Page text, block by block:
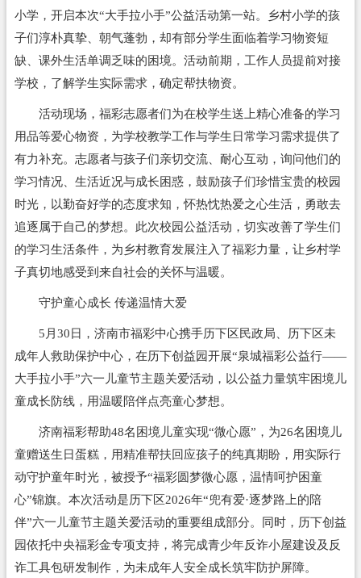
小学，开启本次“大手拉小手”公益活动第一站。乡村小学的孩
子们淳朴真挚、朝气蓬勃，却有部分学生面临着学习物资短
缺、课外生活单调乏味的困境。活动前期，工作人员提前对接
学校，了解学生实际需求，确定帮扶物资。
活动现场，福彩志愿者们为在校学生送上精心准备的学习
用品等爱心物资，为学校教学工作与学生日常学习需求提供了
有力补充。志愿者与孩子们亲切交流、耐心互动，询问他们的
学习情况、生活近况与成长困惑，鼓励孩子们珍惜宝贵的校园
时光，以勤奋好学的态度求知，怀热忱热爱之心生活，勇敢去
追逐属于自己的梦想。此次校园公益活动，切实改善了学生们
的学习生活条件，为乡村教育发展注入了福彩力量，让乡村学
子真切地感受到来自社会的关怀与温暖。
守护童心成长 传递温情大爱
5月30日，济南市福彩中心携手历下区民政局、历下区未
成年人救助保护中心，在历下创益园开展“泉城福彩公益行——
大手拉小手”六一儿童节主题关爱活动，以公益力量筑牢困境儿
童成长防线，用温暖陪伴点亮童心梦想。
济南福彩帮助48名困境儿童实现“微心愿”，为26名困境儿
童赠送生日蛋糕，用精准帮扶回应孩子的纯真期盼，用实际行
动守护童年时光，被授予“福彩圆梦微心愿，温情呵护困童
心”锦旗。本次活动是历下区2026年“兜有爱·逐梦路上的陪
伴”六一儿童节主题关爱活动的重要组成部分。同时，历下创益
园依托中央福彩金专项支持，将完成青少年反诈小屋建设及反
诈工具包研发制作，为未成年人安全成长筑牢防护屏障。